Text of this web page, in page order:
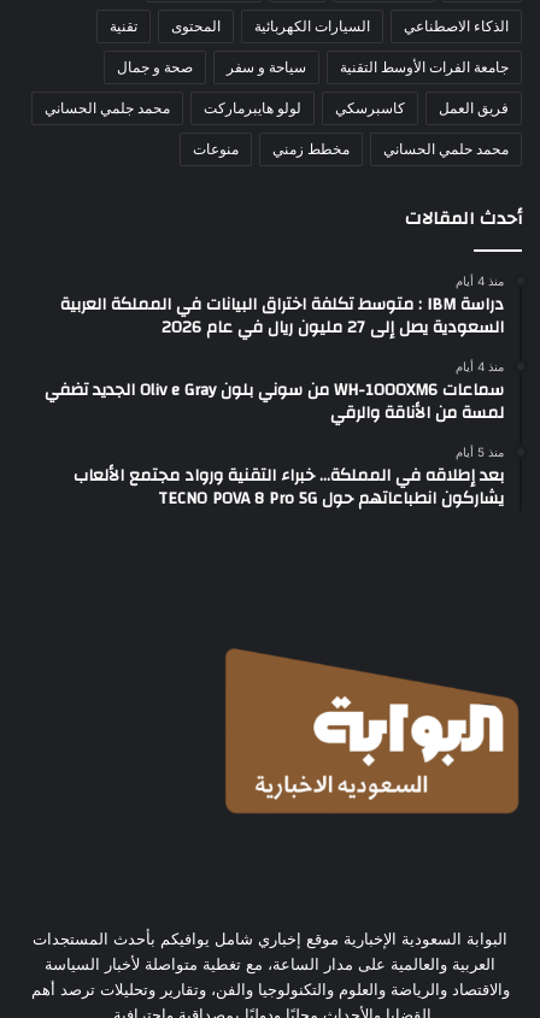
الذكاء الاصطناعي السيارات الكهربائية المحتوى تقنية
جامعة الفرات الأوسط التقنية سياحة و سفر صحة و جمال
فريق العمل كاسبرسكي لولو هايبرماركت محمد جلمي الحساني
محمد حلمي الحساني مخطط زمني منوعات
أحدث المقالات
منذ 4 أيام
دراسة IBM : متوسط تكلفة اختراق البيانات في المملكة العربية
السعودية يصل إلى 27 مليون ريال في عام 2026
منذ 4 أيام
سماعات WH-1000XM6 من سوني بلون Oliv e Gray الجديد تضفي
لمسة من الأناقة والرقي
منذ 5 أيام
بعد إطلاقه في المملكة… خبراء التقنية ورواد مجتمع الألعاب
يشاركون انطباعاتهم حول TECNO POVA 8 Pro 5G
البوابة السعودية الإخبارية موقع إخباري شامل يوافيكم بأحدث المستجدات
العربية والعالمية على مدار الساعة، مع تغطية متواصلة لأخبار السياسة
والاقتصاد والرياضة والعلوم والتكنولوجيا والفن، وتقارير وتحليلات ترصد أهم